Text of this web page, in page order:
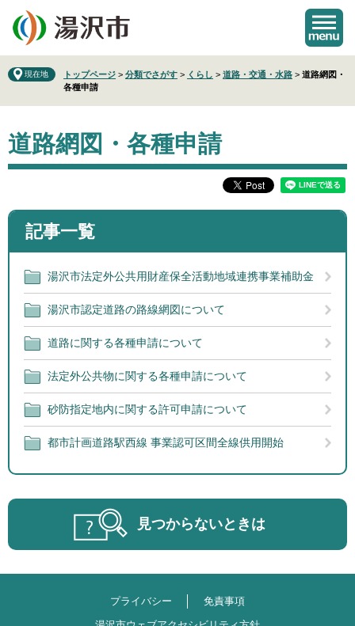
の
先
で
。
ー
を
ば
て
本
現在地 トップページ > 分類でさがす > くらし > 道路・交通・水路 > 道路網図・
各種申請
文
道路網図・各種申請
記事一覧
湯沢市法定外公共用財産保全活動地域連携事業補助金
湯沢市認定道路の路線網図について
道路に関する各種申請について
法定外公共物に関する各種申請について
砂防指定地内に関する許可申請について
都市計画道路駅西線 事業認可区間全線供用開始
見つからないときは
プライバシー
免責事項